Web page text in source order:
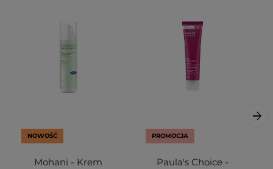
NOWOŚĆ
Mohani - Krem
PROMOCJA
Paula's Choice -